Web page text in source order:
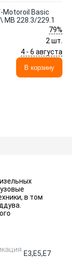
Motoroil Basic
MB 228.3/229.1
79%
2 шт.
4 - 6 августа
В корзину
в том
E3,E5,E7